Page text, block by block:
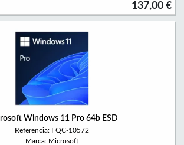
137,00 €
Windows 11 Pro 64b ESD
Referencia: FQC-10572
Marca: Microsoft